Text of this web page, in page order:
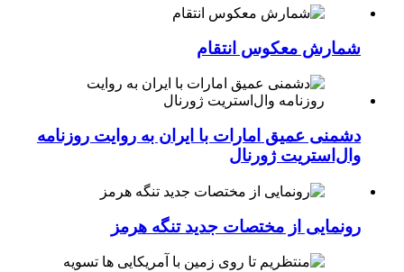
شمارش معکوس انتقام
دشمنی عمیق امارات با ایران به روایت روزنامه
وال‌استریت ژورنال
رونمایی از مختصات جدید تنگه هرمز